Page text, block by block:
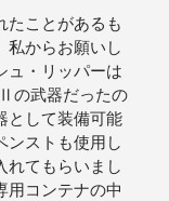
たことがあるも
私からお願いし
ュ・リッパーは
の武器だったの
として装備可能
ンストも使用し
れてもらいまし
用コンテナの中